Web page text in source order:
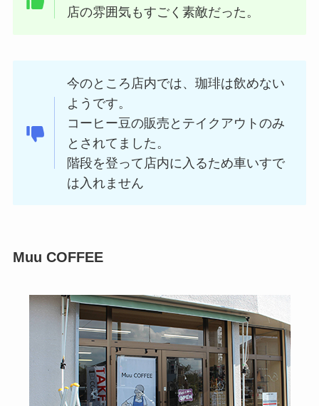
店の雰囲気もすごく素敵だった。
今のところ店内では、珈琲は飲めない
ようです。
コーヒー豆の販売とテイクアウトのみ
とされてました。
階段を登って店内に入るため車いすで
は入れません
Muu COFFEE